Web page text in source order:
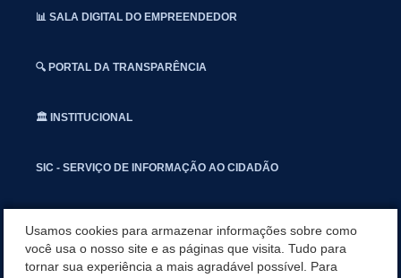
📊 SALA DIGITAL DO EMPREENDEDOR
🔍 PORTAL DA TRANSPARÊNCIA
🏛️ INSTITUCIONAL
SIC - SERVIÇO DE INFORMAÇÃO AO CIDADÃO
INSTAGRAN
Usamos cookies para armazenar informações sobre como
você usa o nosso site e as páginas que visita. Tudo para
tornar sua experiência a mais agradável possível. Para